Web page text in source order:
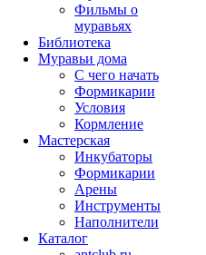
Фильмы о
муравьях
Библиотека
Муравьи дома
С чего начать
Формикарии
Условия
Кормление
Мастерская
Инкубаторы
Формикарии
Арены
Инструменты
Наполнители
Каталог